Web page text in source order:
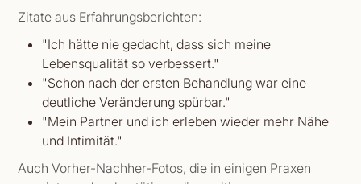
Zitate aus Erfahrungsberichten:
"Ich hätte nie gedacht, dass sich meine
Lebensqualität so verbessert."
"Schon nach der ersten Behandlung war eine
deutliche Veränderung spürbar."
"Mein Partner und ich erleben wieder mehr Nähe
und Intimität."
Auch Vorher-Nachher-Fotos, die in einigen Praxen